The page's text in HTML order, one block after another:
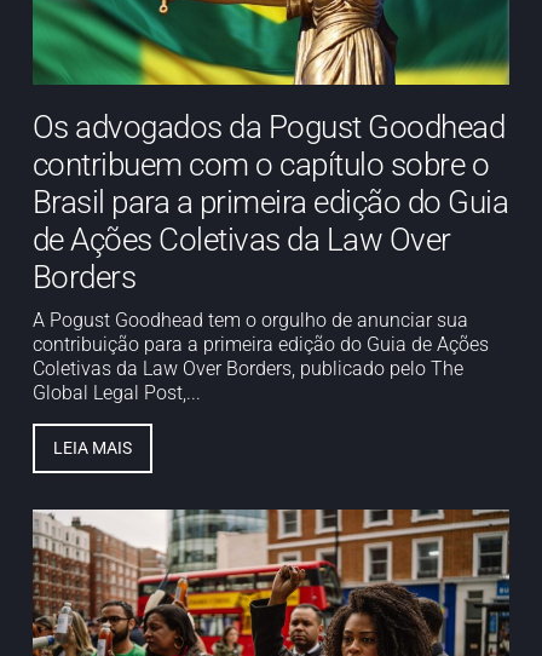
Os advogados da Pogust Goodhead
contribuem com o capítulo sobre o
Brasil para a primeira edição do Guia
de Ações Coletivas da Law Over
Borders
A Pogust Goodhead tem o orgulho de anunciar sua
contribuição para a primeira edição do Guia de Ações
Coletivas da Law Over Borders, publicado pelo The
Global Legal Post,...
LEIA MAIS